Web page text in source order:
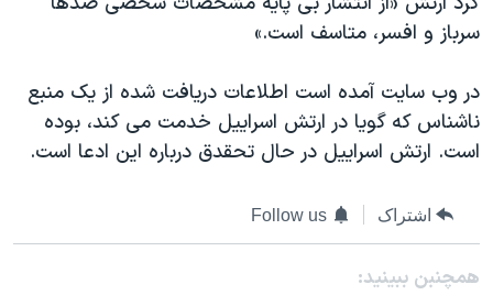
گالری عکس
اعتراضات زن، زندگی، آزادی
تریبونال مردمی آبان ۹۸
دادگاه حمید نوری
قانون شفافیت دارائی کادر رهبری ایران
اعتراضات مردمی آبان ۹۸
سرباز و افسر، متاسف است.»
در وب سایت آمده است اطلاعات دریافت شده از یک منبع
ناشناس که گویا در ارتش اسراییل خدمت می کند، بوده
است. ارتش اسراییل در حال تحقدق درباره این ادعا است.
اشتراک Follow us
همچنبن ببینید: